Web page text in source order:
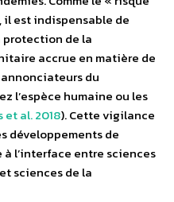
il est indispensable de
protection de la
accrue en matière de
du
l’espèce humaine ou les
et al. 2018). Cette vigilance
développements de
l’interface entre sciences
sciences de la